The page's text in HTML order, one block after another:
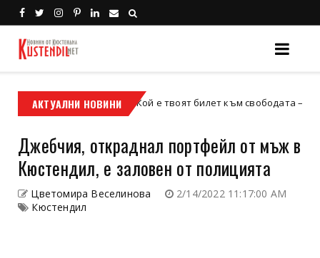
АКТУАЛНИ НОВИНИ
кросов мотор Кой е твоят билет към свободата – кросовият
Джебчия, откраднал портфейл от мъж в
Кюстендил, е заловен от полицията
Цветомира Веселинова
2/14/2022 11:17:00 AM
Кюстендил